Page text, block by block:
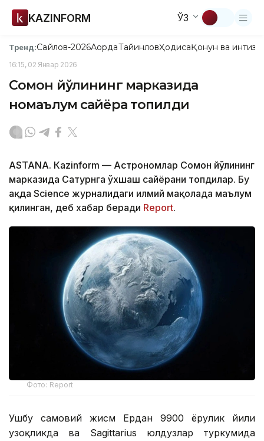
KAZINFORM ЎЗ
Тренд:Сайлов-2026АқордаТайинловҲодисаҚонун ва
16:15, 02 Январ 2026
Сомон йўлининг марказида
номаълум сайёра топилди
ASTANА. Кazinform — Астрономлар Сомон йўлининг
марказида Сатурнга ўхшаш сайёрани топдилар. Бу
ҳақда Science журналидаги илмий мақолада маълум
қилинган, деб хабар беради Report.
Фото: Report
Ушбу самовий жисм Ердан 9900 ёруғлик йили
узоқликда ва Sagittarius юлдузлар туркумида